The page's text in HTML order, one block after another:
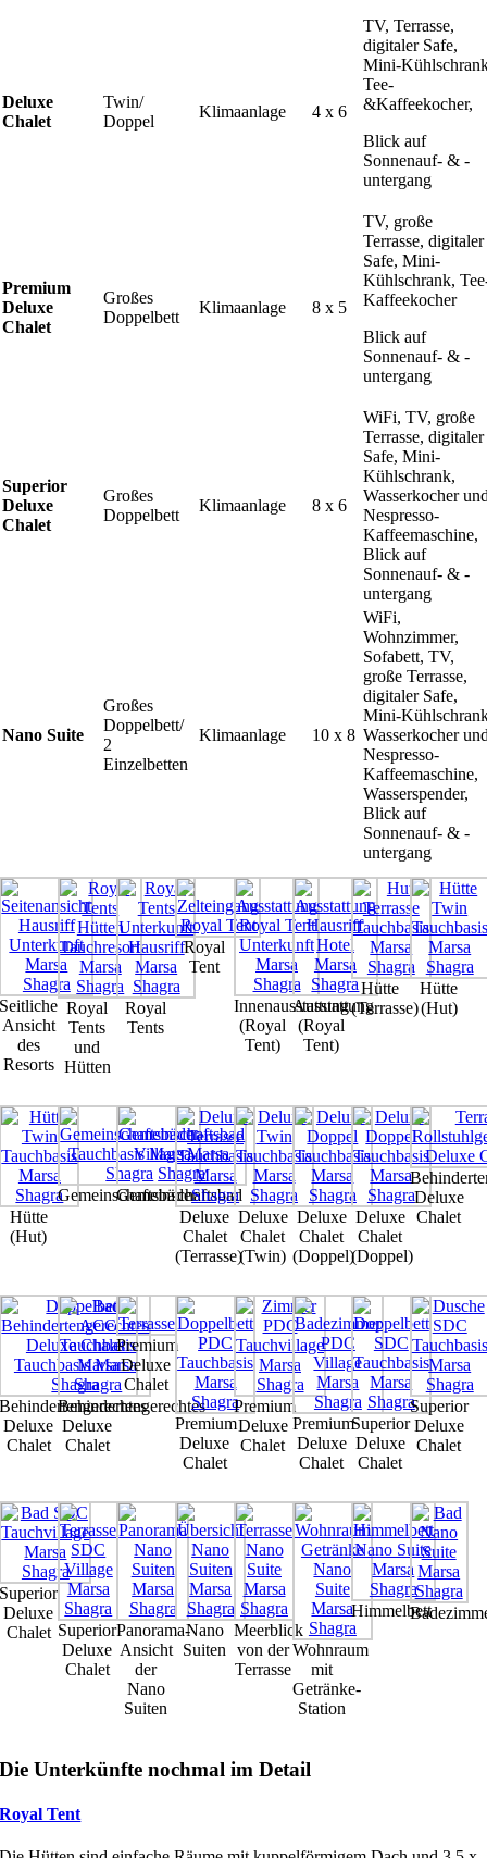
Deluxe
Chalet
Twin/
Doppel
Klimaanlage 4 x 6
TV, Terrasse,
digitaler Safe,
Mini-
Tee-
&Kaffeekocher,
Blick auf
Sonnenauf- & -
untergang
Premium
Deluxe
Chalet
Großes
Doppelbett
Klimaanlage 8 x 5
TV, große
Terrasse, digitaler
Safe, Mini-
Kühlschrank,
Kaffeekocher
Blick auf
Sonnenauf- & -
untergang
Superior
Deluxe
Chalet
Großes
Doppelbett
Klimaanlage 8 x 6
WiFi, TV, große
Terrasse, digitaler
Safe, Mini-
Kühlschrank,
Wasserkocher
Nespresso-
Kaffeemaschine,
Blick auf
Sonnenauf- & -
untergang
Nano Suite
Großes
Doppelbett/
2
Einzelbetten
Klimaanlage 10 x 8
WiFi,
Wohnzimmer,
Sofabett, TV,
große Terrasse,
digitaler Safe,
Mini-
Wasserkocher
Nespresso-
Kaffeemaschine,
Wasserspender,
Blick auf
Sonnenauf- & -
untergang
Seitliche
Ansicht
des
Resorts
Royal
Tents
und
Hütten
Royal
Tents
Royal
Tent
Innenausstattung
(Royal
Tent)
Ausstattung
(Royal
Tent)
Hütte
(Terrasse)
Hütte
(Hut)
Hütte
(Hut)
Gemeinschaftsbäder
Gemeinschaftsbad
Deluxe
Chalet
(Terrasse)
Deluxe
Chalet
(Twin)
Deluxe
Chalet
(Doppel)
Deluxe
Chalet
(Doppel)
Deluxe
Chalet
Behindertengerechtes
Deluxe
Chalet
Behindertengerechtes
Deluxe
Chalet
Premium
Deluxe
Chalet
Premium
Deluxe
Chalet
Premium
Deluxe
Chalet
Premium
Deluxe
Chalet
Superior
Deluxe
Chalet
Superior
Deluxe
Chalet
Superior
Deluxe
Chalet Superior
Deluxe
Chalet
Panorama-
Ansicht
der
Nano
Suiten
Nano
Suiten
Meerblick
von der
Terrasse
Wohnraum
mit
Getränke-
Station
Himmelbett
Die Unterkünfte nochmal im Detail
Royal Tent